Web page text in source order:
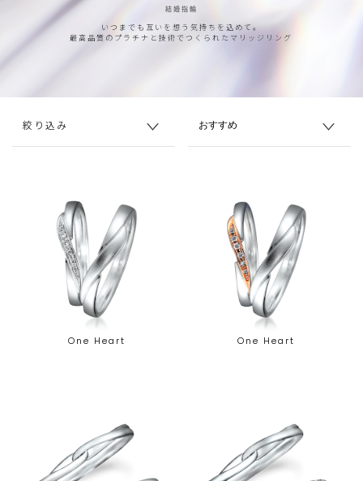
結婚指輪
いつまでも互いを想う気持ちを込めて。
最高品質のプラチナと技術でつくられたマリッジリング
絞り込み
One Heart One Heart